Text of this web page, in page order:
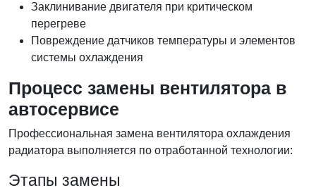
Заклинивание двигателя при критическом
перегреве
Повреждение датчиков температуры и элементов
системы охлаждения
Процесс замены вентилятора в
автосервисе
Профессиональная замена вентилятора охлаждения
радиатора выполняется по отработанной технологии:
Этапы замены